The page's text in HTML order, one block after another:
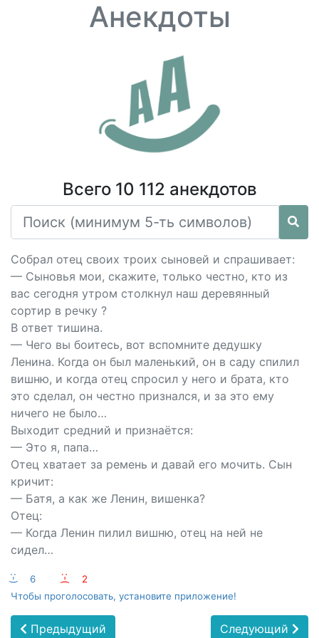
Анекдоты
Всего 10 112 анекдотов
Собрал отец своих троих сыновей и спрашивает:
— Сыновья мои, скажите, только честно, кто из
вас сегодня утром столкнул наш деревянный
сортир в речку ?
В ответ тишина.
— Чего вы боитесь, вот вспомните дедушку
Ленина. Когда он был маленький, он в саду спилил
вишню, и когда отец спросил у него и брата, кто
это сделал, он честно признался, и за это ему
ничего не было…
Выходит средний и признаётся:
— Это я, папа…
Отец хватает за ремень и давай его мочить. Сын
кричит:
— Батя, а как же Ленин, вишенка?
Отец:
— Когда Ленин пилил вишню, отец на ней не
сидел…
:-) 6 :-(
2
Чтобы проголосовать, установите приложение!
Предыдущий Следующий